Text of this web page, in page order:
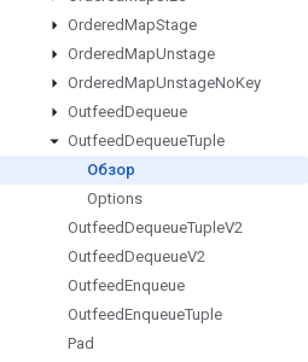
OrderedMapStage
OrderedMapUnstage
OrderedMapUnstageNoKey
OutfeedDequeue
OutfeedDequeueTuple
Обзор
Options
OutfeedDequeueTupleV2
OutfeedDequeueV2
OutfeedEnqueue
OutfeedEnqueueTuple
Pad